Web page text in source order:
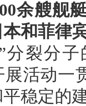
余艘舰
和菲律
分裂分
活动一
稳定的